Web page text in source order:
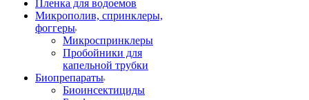
Пленка для водоемов
Микрополив, спринклеры,
фоггеры
Микроспринклеры
Пробойники для
капельной трубки
Биопрепараты
Биоинсектициды